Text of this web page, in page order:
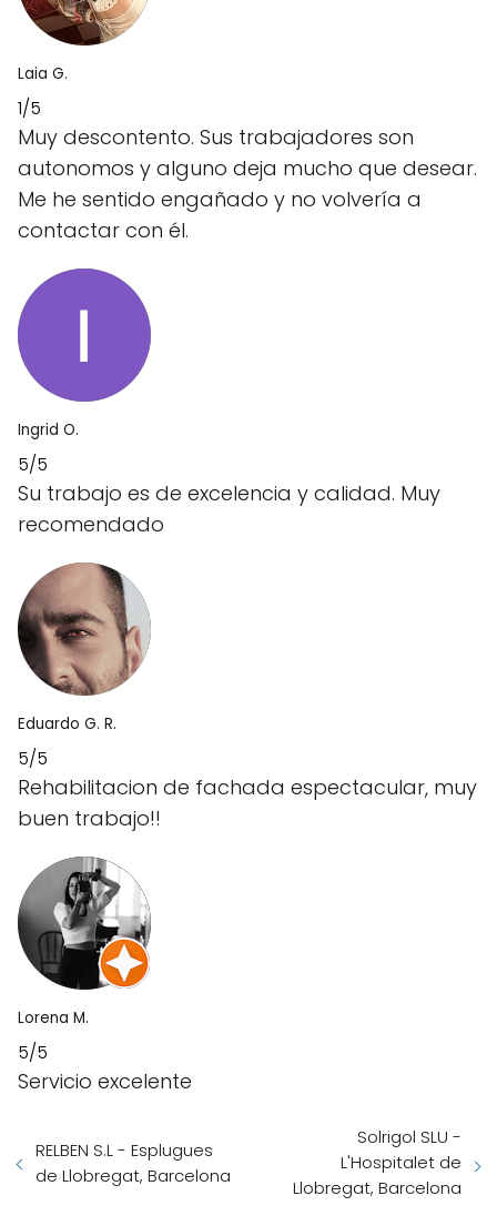
Laia G.
1/5
Muy descontento. Sus trabajadores son
autonomos y alguno deja mucho que desear.
Me he sentido engañado y no volvería a
contactar con él.
Ingrid O.
5/5
Su trabajo es de excelencia y calidad. Muy
recomendado
Eduardo G. R.
5/5
Rehabilitacion de fachada espectacular, muy
buen trabajo!!
Lorena M.
5/5
Servicio excelente
RELBEN S.L - Esplugues
de Llobregat, Barcelona
Solrigol SLU -
L'Hospitalet de
Llobregat, Barcelona